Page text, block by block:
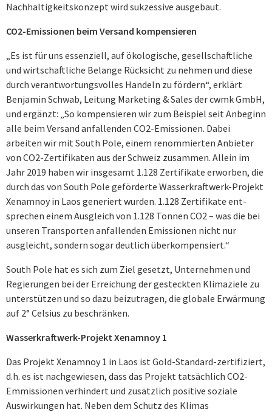
Nachhaltigkeitskonzept wird sukzessive ausgebaut.
CO2-Emissionen beim Versand kompensieren
„Es ist für uns essenziell, auf ökologische, gesellschaftliche
und wirt­schaftliche Be­lange Rücksicht zu nehmen und diese
durch verantwortungsvolles Handeln zu för­dern“, erklärt
Benjamin Schwab, Leitung Marke­ting & Sales der cwmk GmbH,
und er­gänzt: „So kompensieren wir zum Beispiel seit Anbeginn
alle beim Versand anfallen­den CO2-Emissionen. Dabei
arbeiten wir mit South Pole, einem renommierten Anbie­ter
von CO2-Zertifikaten aus der Schweiz zusammen. Allein im
Jahr 2019 haben wir insgesamt 1.128 Zertifikate erwor­ben, die
durch das von South Pole geförderte Wasser­kraftwerk-Projekt
Xenamnoy in Laos generiert wurden. 1.128 Zertifikate ent­
sprechen einem Ausgleich von 1.128 Tonnen CO2 – was die bei
unseren Transporten anfallen­den Emissionen nicht nur
ausgleicht, sondern sogar deutlich überkompensiert.“
South Pole hat es sich zum Ziel gesetzt, Unternehmen und
Regierungen bei der Errei­chung der gesteckten Klimaziele zu
unterstützen und so dazu beizutragen, die glo­bale Erwärmung
auf 2° Celsius zu beschränken.
Wasserkraftwerk-Projekt Xenamnoy 1
Das Projekt Xenamnoy 1 in Laos ist Gold-Standard-zertifiziert,
d.h. es ist nachge­wiesen, dass das Projekt tatsächlich CO2-
Emmissionen verhindert und zusätzlich positive soziale
Auswirkungen hat. Neben dem Schutz des Klimas